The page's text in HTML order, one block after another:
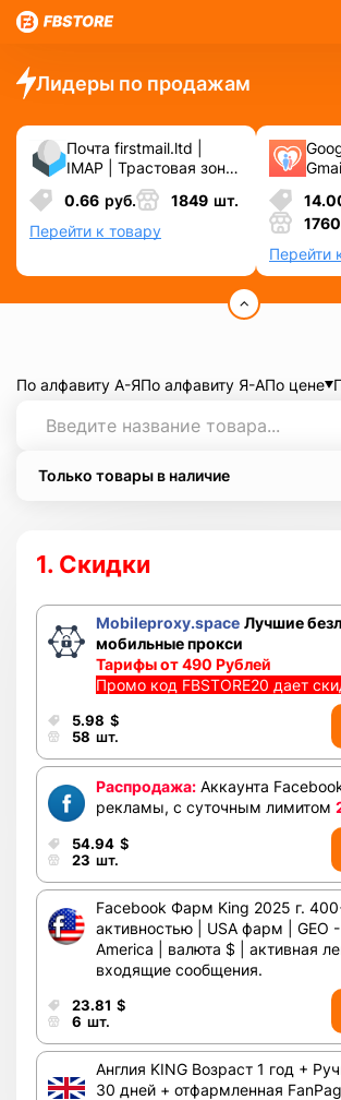
Лидеры по продажам
Почта firstmail.ltd |
IMAP | Трастовая зона
.COM ❗️ Новые, Чистые
❗️ С реальными
логинами | ☑️
Специально для ФБ/
0.66 руб. 1849 шт.
Перейти к товару
1760
Перейти
По алфавиту А-ЯПо алфавиту Я-АПо цене
Только товары в наличие
1. Скидки
Mobileproxy.space Лучшие
мобильные прокси
Тарифы от 490 Рублей
Промо код FBSTORE20 дает
5.98 $
58 шт.
Распродажа: Аккаунта
рекламы, с суточным лимитом
54.94 $
23 шт.
Facebook Фарм King 2025 г.
активностью | USA фарм | GEO
America | валюта $ | активная
входящие сообщения.
23.81 $
6 шт.
Англия KING Возраст 1 год +
30 дней + отфармленная